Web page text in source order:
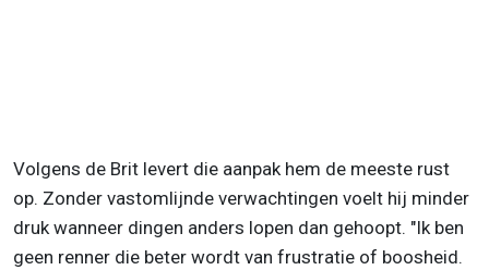
Volgens de Brit levert die aanpak hem de meeste rust
op. Zonder vastomlijnde verwachtingen voelt hij minder
druk wanneer dingen anders lopen dan gehoopt. "Ik ben
geen renner die beter wordt van frustratie of boosheid.